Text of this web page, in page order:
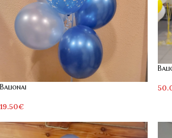
Balionai
19.50€